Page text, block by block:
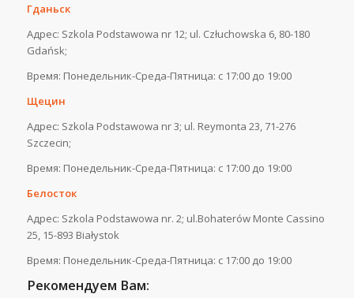
Гданьск
Адрес: Szkola Podstawowa nr 12; ul. Człuchowska 6, 80-180
Gdańsk;
Время: Понедельник-Среда-Пятница: с 17:00 до 19:00
Щецин
Адрес: Szkola Podstawowa nr 3; ul. Reymonta 23, 71-276
Szczecin;
Время: Понедельник-Среда-Пятница: с 17:00 до 19:00
Белосток
Адрес: Szkola Podstawowa nr. 2; ul.Bohaterów Monte Cassino
25, 15-893 Białystok
Время: Понедельник-Среда-Пятница: с 17:00 до 19:00
Рекомендуем Вам: